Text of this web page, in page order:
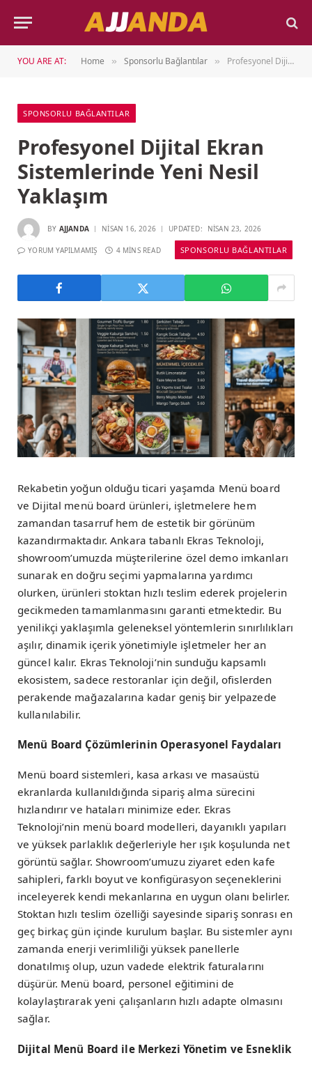
YOU ARE AT: Home » Sponsorlu Bağlantılar » Profesyonel Dijital Ekran Sistemlerinde Yeni Nesil Yaklaşım
SPONSORLU BAĞLANTILAR
Profesyonel Dijital Ekran
Sistemlerinde Yeni Nesil
Yaklaşım
BY AJJANDA NISAN 16, 2026 UPDATED: NISAN 23, 2026
YORUM YAPILMAMIŞ 4 MINS READ SPONSORLU BAĞLANTILAR
Rekabetin yoğun olduğu ticari yaşamda Menü board
ve Dijital menü board ürünleri, işletmelere hem
zamandan tasarruf hem de estetik bir görünüm
kazandırmaktadır. Ankara tabanlı Ekras Teknoloji,
showroom’umuzda müşterilerine özel demo imkanları
sunarak en doğru seçimi yapmalarına yardımcı
olurken, ürünleri stoktan hızlı teslim ederek projelerin
gecikmeden tamamlanmasını garanti etmektedir. Bu
yenilikçi yaklaşımla geleneksel yöntemlerin sınırlılıkları
aşılır, dinamik içerik yönetimiyle işletmeler her an
güncel kalır. Ekras Teknoloji’nin sunduğu kapsamlı
ekosistem, sadece restoranlar için değil, ofislerden
perakende mağazalarına kadar geniş bir yelpazede
kullanılabilir.
Menü Board Çözümlerinin Operasyonel Faydaları
Menü board sistemleri, kasa arkası ve masaüstü
ekranlarda kullanıldığında sipariş alma sürecini
hızlandırır ve hataları minimize eder. Ekras
Teknoloji’nin menü board modelleri, dayanıklı yapıları
ve yüksek parlaklık değerleriyle her ışık koşulunda net
görüntü sağlar. Showroom’umuzu ziyaret eden kafe
sahipleri, farklı boyut ve konfigürasyon seçeneklerini
inceleyerek kendi mekanlarına en uygun olanı belirler.
Stoktan hızlı teslim özelliği sayesinde sipariş sonrası en
geç birkaç gün içinde kurulum başlar. Bu sistemler aynı
zamanda enerji verimliliği yüksek panellerle
donatılmış olup, uzun vadede elektrik faturalarını
düşürür. Menü board, personel eğitimini de
kolaylaştırarak yeni çalışanların hızlı adapte olmasını
sağlar.
Dijital Menü Board ile Merkezi Yönetim ve Esneklik